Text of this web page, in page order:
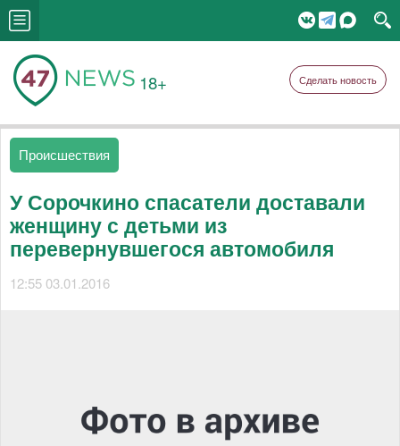
18+ Сделать новость
Происшествия
У Сорочкино спасатели доставали
женщину с детьми из
перевернувшегося автомобиля
12:55 03.01.2016